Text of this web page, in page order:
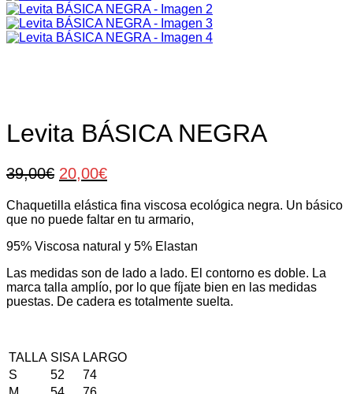
Levita BÁSICA NEGRA
39,00€ El
original
era:
39,00€.
20,00€El
actual
es:
20,00€.
Chaquetilla elástica fina viscosa ecológica negra. Un básico
que no puede faltar en tu armario,
95% Viscosa natural y 5% Elastan
Las medidas son de lado a lado. El contorno es doble. La
marca talla amplío, por lo que fíjate bien en las medidas
puestas. De cadera es totalmente suelta.
TALLA SISA LARGO
S
52
74